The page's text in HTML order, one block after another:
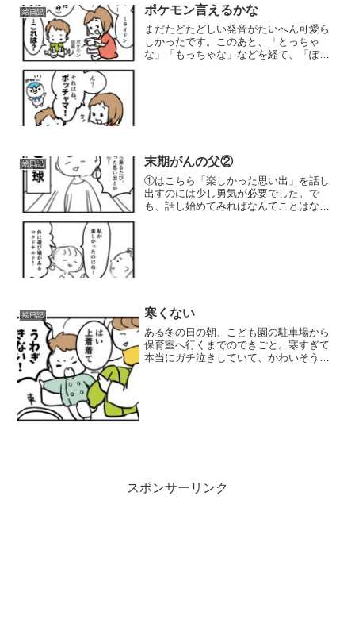
しく爪切りをさせてくれ...
絵日記 ポケモン言えるかな
まだたどたどしい発音がたいへん可愛ら
しかったです。このあと、「とっちゃ
な」「もっちゃな」などを経て、「ぽっ
絵日記 末期がんの父②
①はこちら「楽しかった思い出」を話し
出すのには少し勇気が必要でした。で
も、話し始めてみればなんてことはな
絵日記 寒くない
ある冬の日の朝、こども園の駐車場から
保育室へ行くまでのできごと。寒すぎて
本当にガチ泣きしていて、かわいそうや
スポンサーリンク